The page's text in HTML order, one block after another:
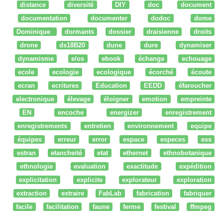
distance
diversité DIY doc
document
documentation
documenter dodoc
dome
Dominique
dormants dossier draisienne
droits
drone
ds18B20 dune dure
dynamiser
dynamisme
e/os ebook échange
echouage
ecole
ecologie ecologique écorché
écoute
ecran
ecritures Education EEDD
éfaroucher
electronique
élevage éloigner emotion
empreinte
EN
encoche energizer
enregistrement
enregistrements
entretien environnement
equipe
équipes
erreur error espace especes
ess
estran
etancheité etat ethernet
ethnobotanique
ethnologie
evaluation exactitude
expédition
explicitation
explicite explorateur
exploration
extraction
extraire FabLab fabrication
fabriquer
facile
facilitation faune ferme festival
ffmpeg